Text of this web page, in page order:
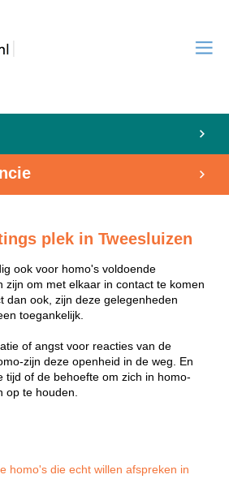
plek in Tweesluizen
ook voor homo's voldoende
zijn om met elkaar in contact te komen
dan ook, zijn deze gelegenheden
toegankelijk.
of angst voor reacties van de
zijn deze openheid in de weg. En
tijd of de behoefte om zich in homo-
op te houden.
homo's die echt willen afspreken in